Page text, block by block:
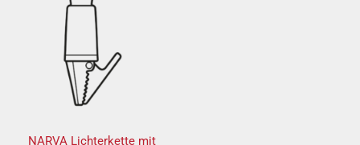
NARVA Lichterkette mit